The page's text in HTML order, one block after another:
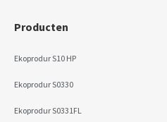
Producten
Ekoprodur S10 HP
Ekoprodur S0330
Ekoprodur S0331FL